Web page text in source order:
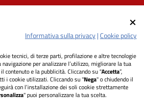
Informativa sulla privacy|Cookie policy
tecnici, di terze parti, profilazione e altre tecnologie
per analizzare l’utilizzo, migliorare la tua
contenuto e la pubblicità. Cliccando su “Accetta”,
i cookie utilizzati. Cliccando su "Nega" o chiudendo il
con l’installazione dei soli cookie strettamente
" puoi personalizzare la tua scelta.